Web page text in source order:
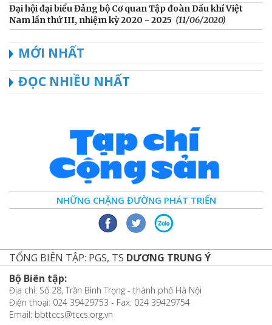
Đại hội đại biểu Đảng bộ Cơ quan Tập đoàn Dầu khí Việt
Nam lần thứ III, nhiệm kỳ 2020 - 2025 (11/06/2020)
MỚI NHẤT
ĐỌC NHIỀU NHẤT
NHỮNG CHẶNG ĐƯỜNG PHÁT TRIỂN
TỔNG BIÊN TẬP: PGS, TS DƯƠNG TRUNG Ý
Bộ Biên tập:
Địa chỉ: Số 28, Trần Bình Trọng - thành phố Hà Nội
Điện thoại: 024 39429753 - Fax: 024 39429754
Email: bbttccs@tccs.org.vn